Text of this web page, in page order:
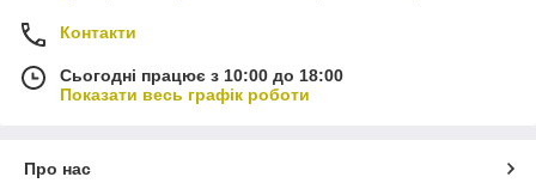
Контакти
Сьогодні працює з 10:00 до 18:00
Показати весь графік роботи
Про нас